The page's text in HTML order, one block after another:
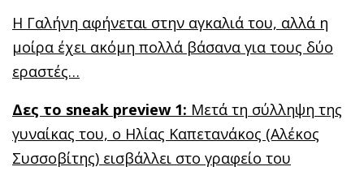
Η Γαλήνη αφήνεται στην αγκαλιά του, αλλά η
μοίρα έχει ακόμη πολλά βάσανα για τους δύο
εραστές…
Δες το sneak preview 1: Μετά τη σύλληψη της
γυναίκας του, ο Ηλίας Καπετανάκος (Αλέκος
Συσσοβίτης) εισβάλλει στο γραφείο του